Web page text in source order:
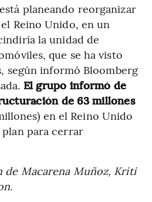
planeando reorganizar
Reino Unido, en un
la unidad de
que se ha visto
según informó Bloomberg
El grupo informó de
de 63 millones
en el Reino Unido
para cerrar
de Macarena Muñoz, Kriti